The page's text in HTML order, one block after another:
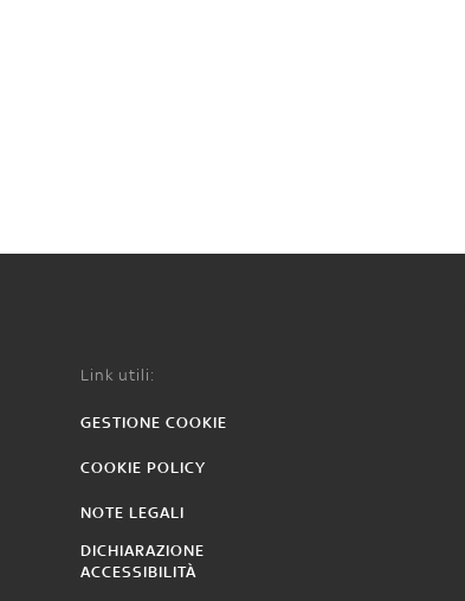
Link utili:
GESTIONE COOKIE
COOKIE POLICY
NOTE LEGALI
DICHIARAZIONE
ACCESSIBILITÀ